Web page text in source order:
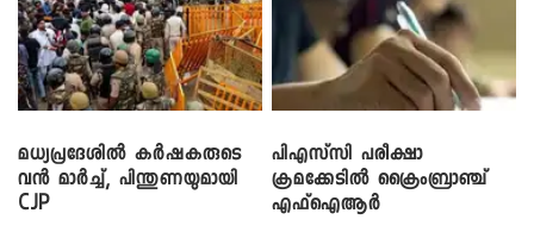
മധ്യപ്രദേശിൽ കർഷകരുടെ
വൻ മാർച്ച്, പിന്തുണയുമായി
CJP
പിഎസ്‌സി പരീക്ഷാ
ക്രമക്കേ‌ടിൽ ക്രൈംബ്രാഞ്ച്
എഫ്ഐആർ